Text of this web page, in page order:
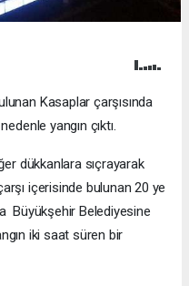
Kasaplar çarşısında
yangın çıktı.
dükkanlara sıçrayarak
içerisinde bulunan 20 ye
Büyükşehir Belediyesine
iki saat süren bir